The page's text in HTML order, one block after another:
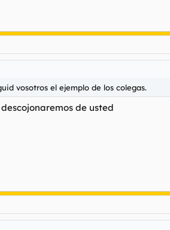
vosotros el ejemplo de los colegas.
de usted